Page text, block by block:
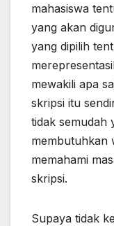
mahasiswa
yang akan
yang dipilih
mewakili apa
skripsi itu
tidak semudah
membutuhkan
memahami
skripsi.
Supaya tidak